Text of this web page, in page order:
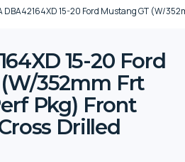
DBA42164XD 15-20 Ford Mustang GT (W/
15-20 Ford
352mm Frt
Pkg) Front
Drilled